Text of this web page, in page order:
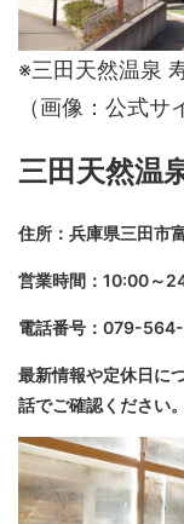
※三田天然温泉
（画像：公式サ
三田天然温
住所：兵庫県三田市
営業時間：10:00～
電話番号：079-
最新情報や定休日に
話でご確認ください。